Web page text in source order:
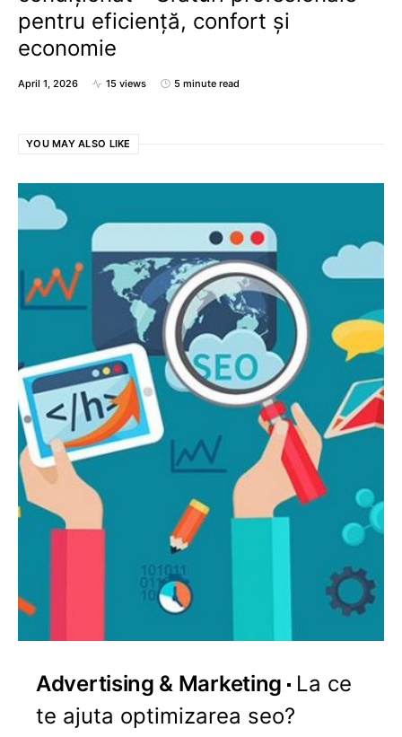
pentru eficiență, confort și
economie
April 1, 2026 15 views 5 minute read
YOU MAY ALSO LIKE
Advertising & Marketing
La ce
te ajuta optimizarea seo?